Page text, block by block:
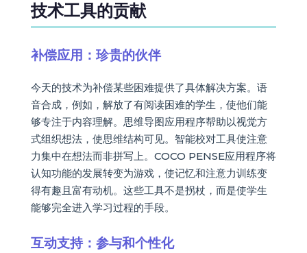
技术工具的贡献
补偿应用：珍贵的伙伴
今天的技术为补偿某些困难提供了具体解决方案。语
音合成，例如，解放了有阅读困难的学生，使他们能
够专注于内容理解。思维导图应用程序帮助以视觉方
式组织想法，使思维结构可见。智能校对工具使注意
力集中在想法而非拼写上。COCO PENSE应用程序将
认知功能的发展转变为游戏，使记忆和注意力训练变
得有趣且富有动机。这些工具不是拐杖，而是使学生
能够完全进入学习过程的手段。
互动支持：参与和个性化